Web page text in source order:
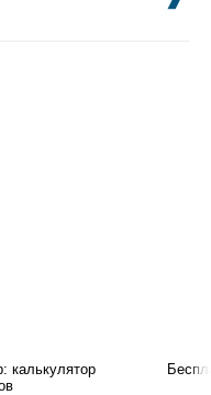
калькулятор